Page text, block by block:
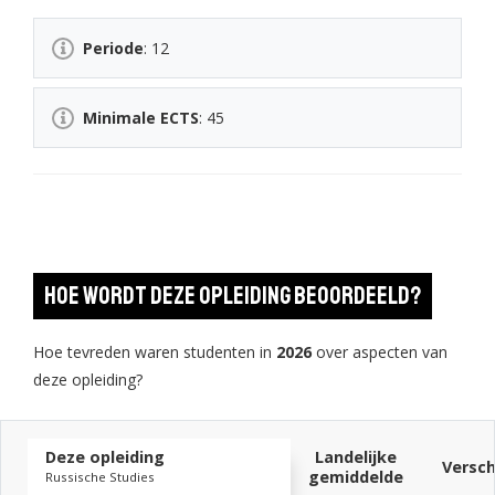
Periode: 12
Minimale ECTS: 45
Hoe wordt deze opleiding beoordeeld?
Hoe tevreden waren studenten in 2026 over aspecten van
deze opleiding?
Deze opleiding
Russische Studies
Landelijke
gemiddelde